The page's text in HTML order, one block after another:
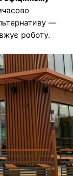
—
роботу.